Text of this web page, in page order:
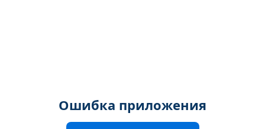
Ошибка приложения